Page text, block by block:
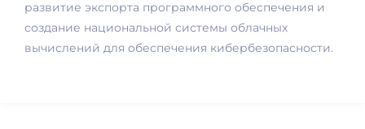
развитие экспорта программного обеспечения и
создание национальной системы облачных
вычислений для обеспечения кибербезопасности.